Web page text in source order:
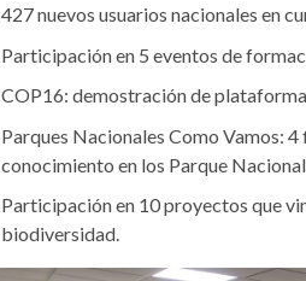
427 nuevos usuarios nacionales en
Participación en 5 eventos de
COP16: demostración de
Parques Nacionales Como Vamos:
conocimiento en los Parque
Participación en 10 proyectos que
biodiversidad.